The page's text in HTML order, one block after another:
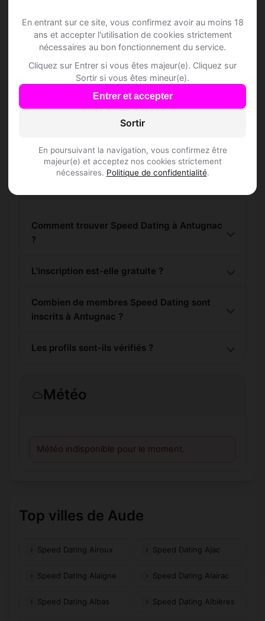
En entrant sur ce site, vous confirmez avoir au moins 18
ans et accepter l'utilisation de cookies strictement
nécessaires au bon fonctionnement du service.
Cliquez sur Entrer si vous êtes majeur(e). Cliquez sur
Sortir si vous êtes mineur(e).
Entrer et accepter
Sortir
En poursuivant la navigation, vous confirmez être
majeur(e) et acceptez nos cookies strictement
nécessaires. Politique de confidentialité.
Rejoins les membres de Antugnac et des
alentours !
Questions fréquentes
Comment trouver Speed Dating à Antugnac
?
L'inscription est-elle gratuite ?
Combien de membres Speed Dating sont
inscrits à Antugnac ?
Les profils sont-ils vérifiés ?
Météo
Météo indisponible pour le moment.
Top villes de Aude
Speed Dating Airoux Speed Dating Ajac
Speed Dating Alaigne Speed Dating Alairac
Speed Dating Albas Speed Dating Albières